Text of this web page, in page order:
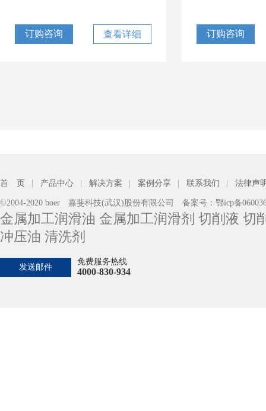
订购咨询 查看详细 订购咨询
首 页 产品中心 解决方案 案例分享 联系我们 法律声
©2004-2020 boer 嘉斐科技(武汉)股份有限公司 备案号： 鄂icp备
金属加工润滑油 金属加工润滑剂 切削液 切
冲压油 清洗剂
发送邮件
免费服务热线
4000-830-934